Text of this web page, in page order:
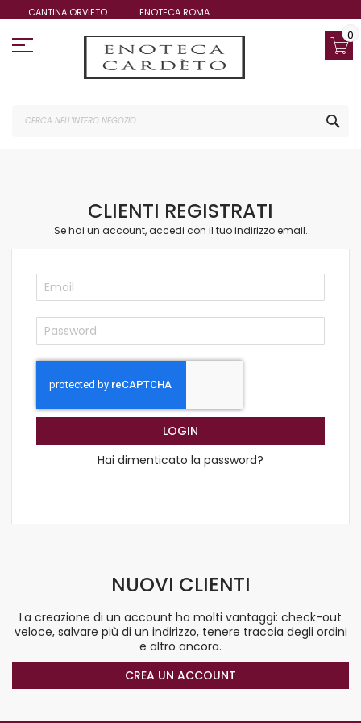
CANTINA ORVIETO ENOTECA ROMA
0
CLIENTI REGISTRATI
Se hai un account, accedi con il tuo indirizzo email.
LOGIN
Hai dimenticato la password?
NUOVI CLIENTI
La creazione di un account ha molti vantaggi: check-out
veloce, salvare più di un indirizzo, tenere traccia degli ordini
e altro ancora.
CREA UN ACCOUNT